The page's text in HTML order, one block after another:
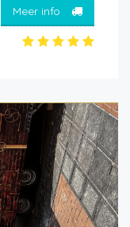
Meer info